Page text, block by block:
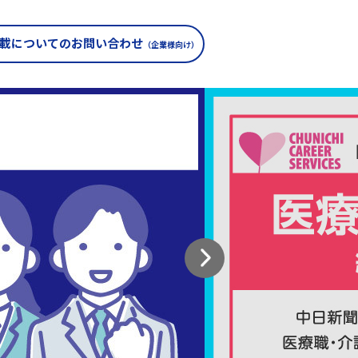
についてのお問い合わせ （企業様向け）